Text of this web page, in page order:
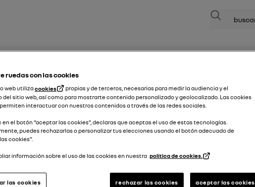
Buscar
volver al principio
ruedas con las cookies
web utilizacookies
propias y de terceros, necesarias para medir la audiencia y el
del sitio web, así como para mostrarte contenido personalizado y geolocalizado. Las cookies
interactuar con nuestros contenidos a través de las redes sociales.
en el botón “aceptar las cookies”, declaras que aceptas el uso de estas tecnologías.
puedes rechazarlas o personalizar tus elecciones usando el botón adecuado de
cookies”.
información sobre el uso de las cookies en nuestra política de cookies.
rechazar las cookies aceptar las cookies
las cookies